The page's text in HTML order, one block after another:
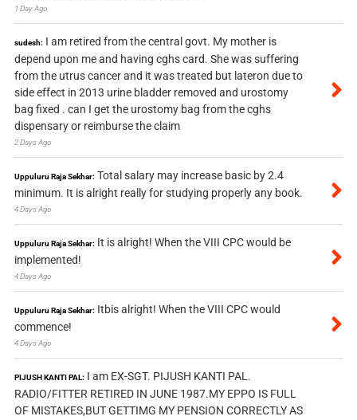
1 Day Ago
sudesh: I am retired from the central govt. My mother is
depend upon me and having cghs card. She was suffering
from the utrus cancer and it was treated but lateron due to
side effect in 2013 urine bladder removed and urostomy
bag fixed . can I get the urostomy bag from the cghs
dispensary or reimburse the claim
2 Days Ago
Uppuluru Raja Sekhar: Total salary may increase basic by 2.4
minimum. It is alright really for studying properly any book.
4 Days Ago
Uppuluru Raja Sekhar: It is alright! When the VIII CPC would be
implemented!
4 Days Ago
Uppuluru Raja Sekhar: Itbis alright! When the VIII CPC would
commence!
4 Days Ago
PIJUSH KANTI PAL: I am EX-SGT. PIJUSH KANTI PAL.
RADIO/FITTER RETIRED IN JUNE 1987.MY EPPO IS FULL
OF MISTAKES,BUT GETTIMG MY PENSION CORRECTLY AS